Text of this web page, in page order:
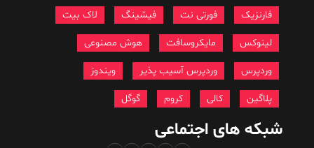
فارنزیک فورتی نت فیشینگ لاک بیت
لینوکس مایکروسافت هوش مصنوعی
وردپرس وردپرس آسیب پذیر ویندوز
پلاگین
شبکه های اجتماعی